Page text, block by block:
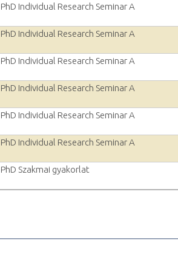
PhD Individual Research Seminar A
PhD Individual Research Seminar A
PhD Individual Research Seminar A
PhD Individual Research Seminar A
PhD Individual Research Seminar A
PhD Individual Research Seminar A
PhD Szakmai gyakorlat